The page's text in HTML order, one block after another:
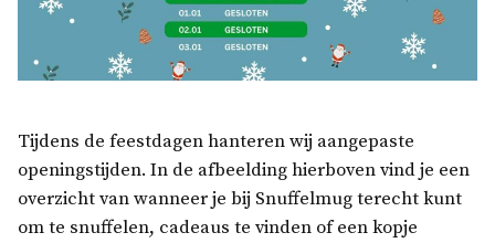
Tijdens de feestdagen hanteren wij aangepaste
openingstijden. In de afbeelding hierboven vind je een
overzicht van wanneer je bij Snuffelmug terecht kunt
om te snuffelen, cadeaus te vinden of een kopje